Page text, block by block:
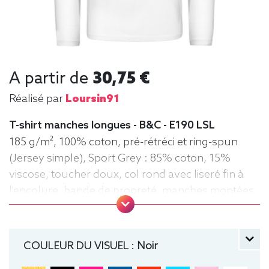
A partir de 30,75 €
Réalisé par Loursin91
T-shirt manches longues - B&C - E190 LSL
185 g/m², 100% coton, pré-rétréci et ring-spun
(Jersey simple), Sport Grey : 85% coton, 15%
viscose, toucher doux, col rond avec liseré fin à
l'encolure, bande de propreté, manches montées,
confection tubulaire, coupe droite
COULEUR DU VISUEL : Noir